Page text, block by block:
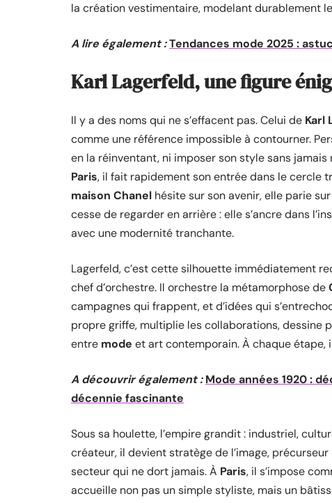
la création vestimentaire, modelant durablement
A lire également :Tendances mode 2025 :
Karl Lagerfeld, une figure
Il y a des noms qui ne s’effacent pas. Celui de Karl
comme une référence impossible à contourner.
en la réinventant, ni imposer son style sans
Paris, il fait rapidement son entrée dans le cercle
maison Chanel hésite sur son avenir, elle parie
cesse de regarder en arrière : elle s’ancre dans
avec une modernité tranchante.
Lagerfeld, c’est cette silhouette immédiatement
chef d’orchestre. Il orchestre la métamorphose de
campagnes qui frappent, et d’idées qui
propre griffe, multiplie les collaborations, dessine
entre mode et art contemporain. À chaque étape,
A découvrir également : Mode années 1920 :
décennie fascinante
Sous sa houlette, l’empire grandit : industriel,
créateur, il devient stratège de l’image,
secteur qui ne dort jamais. À Paris, il s’impose
accueille non pas un simple styliste, mais un